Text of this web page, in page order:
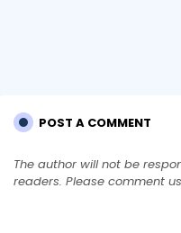
POST A COMMENT
The author will not be
readers. Please comment